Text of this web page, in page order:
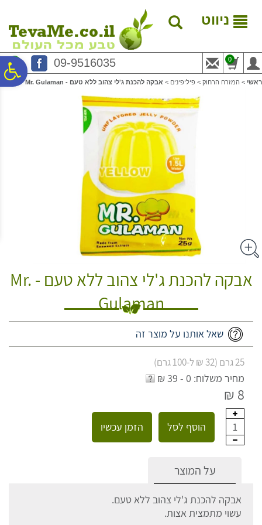
נגישות
המרכזי
ניווט
09-9516035 0
ראשי > המזרח הרחוק > פיליפינים > אבקה להכנת ג'לי צהוב ללא טעם - Mr. Gulaman
אבקה להכנת ג'לי צהוב ללא טעם - Mr.
Gulaman
שאל אותנו על מוצר זה
25 גרם (32 ₪ ל-100 גרם)
מחיר משלוח: 0 - 39 ₪
8 ₪
1 הוסף לסל הזמן עכשיו
על המוצר
אבקה להכנת ג'לי צהוב ללא טעם.
עשוי מתמצית אצות.